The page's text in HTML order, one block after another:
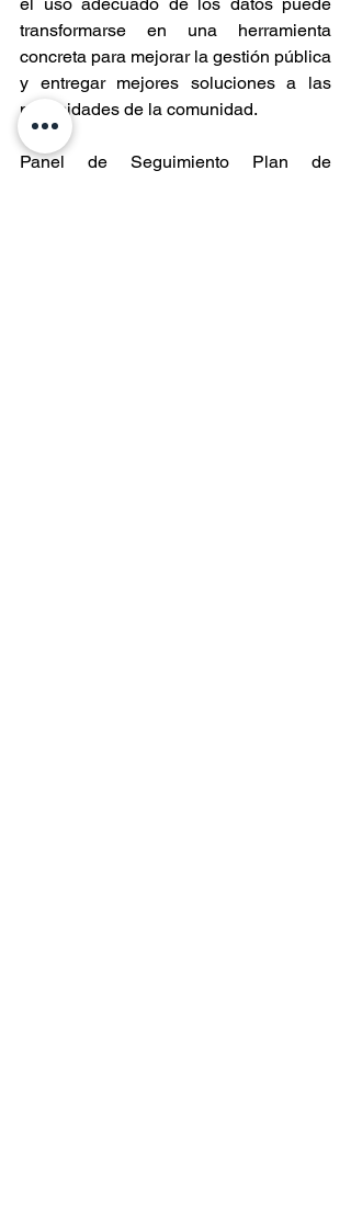
el uso adecuado de los datos puede
transformarse en una herramienta
concreta para mejorar la gestión pública
y entregar mejores soluciones a las
necesidades de la comunidad.
Panel de Seguimiento Plan de